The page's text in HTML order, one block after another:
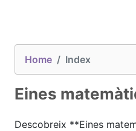
Home Index
Eines
Descobreix **Eines